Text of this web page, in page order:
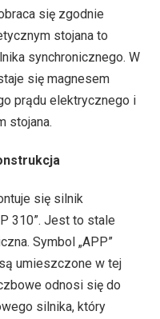
się zgodnie
stojana to
synchronicznego. W
się magnesem
prądu elektrycznego i
stojana.
się silnik
310”. Jest to stale
Symbol „APP”
umieszczone w tej
odnosi się do
silnika, który